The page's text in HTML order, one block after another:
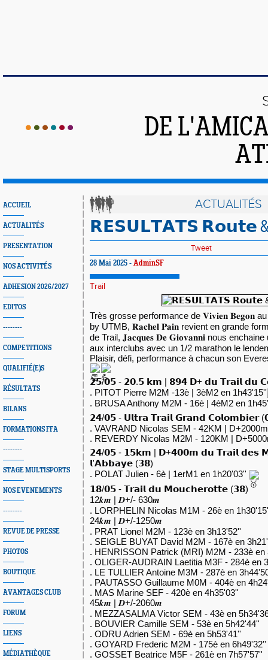
DE
ACCUEIL
ACTUALITÉS
PRESENTATION
NOS ACTIVITÉS
ADHESION 2026/2027
EDITOS
--------
COMPETITIONS
QUALIFIÉ(E)S
RÉSULTATS
BILANS
FORMATIONS FFA
--------
STAGE MULTISPORTS
NOS EVENEMENTS
--------
REVUE DE PRESSE
PHOTOS
BOUTIQUE
AVANTAGES CLUB
FORUM
LIENS
MÉDIATHÈQUE
ACTUALITÉS
𝗥𝗘𝗦𝗨𝗟𝗧𝗔𝗧𝗦 𝗥𝗼𝘂𝘁𝗲 &
Tweet
28 Mai 2025 - AdminSF
Trail
Très grosse performance de 𝐕𝐢𝐯𝐢𝐞𝐧 𝐁𝐞𝐠𝐨𝐧
by UTMB, 𝐑𝐚𝐜𝐡𝐞𝐥 𝐏𝐚𝐢𝐧 revient en grande
de Trail, 𝐉𝐚𝐜𝐪𝐮𝐞𝐬 𝐃𝐞 𝐆𝐢𝐨𝐯𝐚𝐧𝐧𝐢 nous
aux interclubs avec un 1/2 marathon le
Plaisir, défi, performance à chacun son
𝟮𝟱/𝟬𝟱 - 𝟮𝟬.𝟱 𝗸𝗺 | 𝟴𝟵𝟰 𝗗+ 𝗱𝘂 𝗧𝗿𝗮𝗶𝗹 𝗱𝘂
. PITOT Pierre M2M -13è | 3èM2 en 1h43'15''
. BRUSA Anthony M2M - 16è | 4èM2 en
𝟮𝟰/𝟬𝟱 - 𝗨𝗹𝘁𝗿𝗮 𝗧𝗿𝗮𝗶𝗹 𝗚𝗿𝗮𝗻𝗱 𝗖𝗼𝗹𝗼𝗺𝗯𝗶𝗲𝗿
. VAVRAND Nicolas SEM - 42KM |
. REVERDY Nicolas M2M - 120KM |
𝟮𝟰/𝟬𝟱 - 𝟭𝟱𝗸𝗺 | 𝗗+𝟰𝟬𝟬𝗺 𝗱𝘂 𝗧𝗿𝗮𝗶𝗹 𝗱𝗲𝘀
𝗹'𝗔𝗯𝗯𝗮𝘆𝗲 (𝟯𝟴)
. POLAT Julien - 6è | 1erM1 en 1h20'03''
𝟭𝟴/𝟬𝟱 - 𝗧𝗿𝗮𝗶𝗹 𝗱𝘂 𝗠𝗼𝘂𝗰𝗵𝗲𝗿𝗼𝘁𝘁𝗲 (𝟯𝟴)
12𝒌𝒎 | 𝑫+/- 630𝒎
. LORPHELIN Nicolas M1M - 26è en
24𝒌𝒎 | 𝑫+/-1250𝒎
. PRAT Lionel M2M - 123è en 3h13'52''
. SEIGLE BUYAT David M2M - 167è en
. HENRISSON Patrick (MRI) M2M - 233è en
. OLIGER-AUDRAIN Laetitia M3F - 284è en
. LE TULLIER Antoine M3M - 287è en
. PAUTASSO Guillaume M0M - 404è en
. MAS Marine SEF - 420è en 4h35'03''
45𝒌𝒎 | 𝑫+/-2060𝒎
. MEZZASALMA Victor SEM - 43è en
. BOUVIER Camille SEM - 53è en 5h42'44''
. ODRU Adrien SEM - 69è en 5h53'41''
. GOYARD Frederic M2M - 175è en 6h49'32''
. GOSSET Beatrice M5F - 261è en 7h57'57''